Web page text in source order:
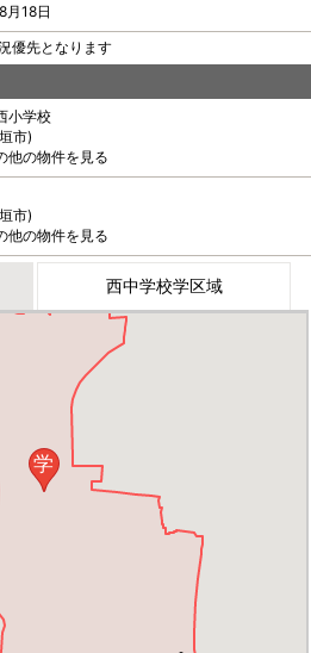
月18日
優先となります
小学校
市)
他の物件を見る
市)
他の物件を見る
西中学校学区域
学